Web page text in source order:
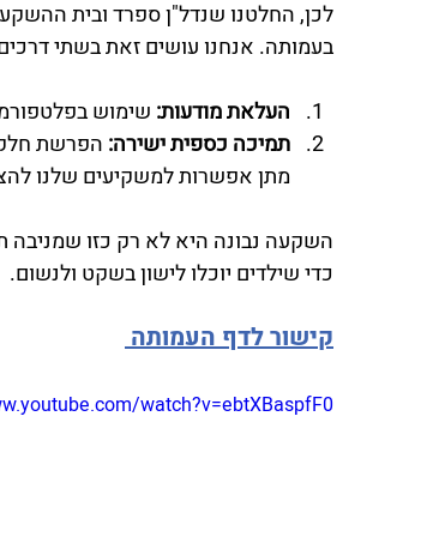
בעמותה. אנחנו עושים זאת בשתי
העלאת מודעות: שימוש
תמיכה כספית ישירה: הפרשת חלק
מתן אפשרות למשקיעים שלנו
השקעה נבונה היא לא רק כזו שמניבה
כדי שילדים יוכלו לישון בשקט ולנשום.
קישור לדף העמותה
watch?v=ebtXBaspfF0